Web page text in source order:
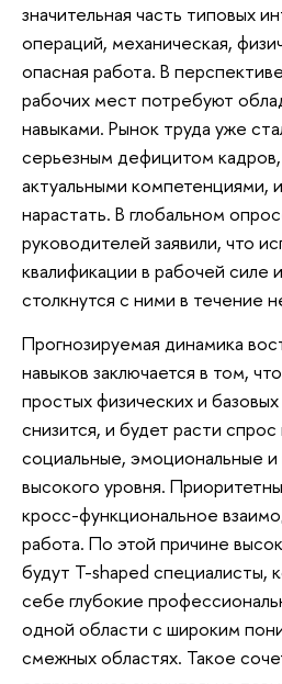
значительная часть типовых
операций, механическая,
опасная работа. В
рабочих мест потребуют
навыками. Рынок труда уже
серьезным дефицитом
актуальными компетенциями,
нарастать. В глобальном
руководителей заявили, что
квалификации в рабочей силе
столкнутся с ними в течение
Прогнозируемая динамика
навыков заключается в том,
простых физических и
снизится, и будет расти
социальные, эмоциональные и
высокого уровня.
кросс-функциональное
работа. По этой причине
будут T-shaped специалисты,
себе глубокие
одной области с широким
смежных областях. Такое